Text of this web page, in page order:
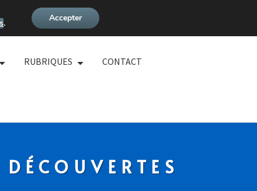
RUBRIQUES CONTACT
. Accepter